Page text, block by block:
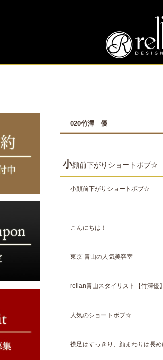
020竹澤 優
小顔前下がりショートボブ☆
小顔前下がりショートボブ☆
こんにちは！
東京 青山の人気美容室
relian青山スタイリスト【竹澤優
人気のショートボブ☆
襟足はすっきり、顔まわりは長